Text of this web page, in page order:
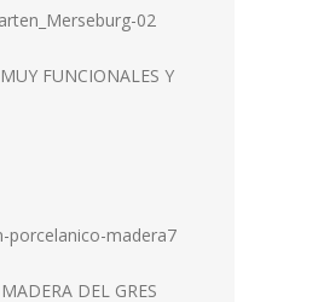
FUNCIONALES Y
DEL GRES